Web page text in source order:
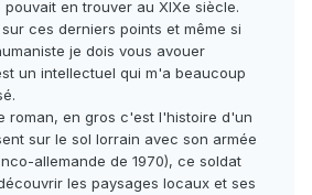
en trouver au XIXe siècle.
ces derniers points et même si
je dois vous avouer
un intellectuel qui m'a beaucoup
roman, en gros c'est l'histoire d'un
sur le sol lorrain avec son armée
allemande de 1970), ce soldat
les paysages locaux et ses